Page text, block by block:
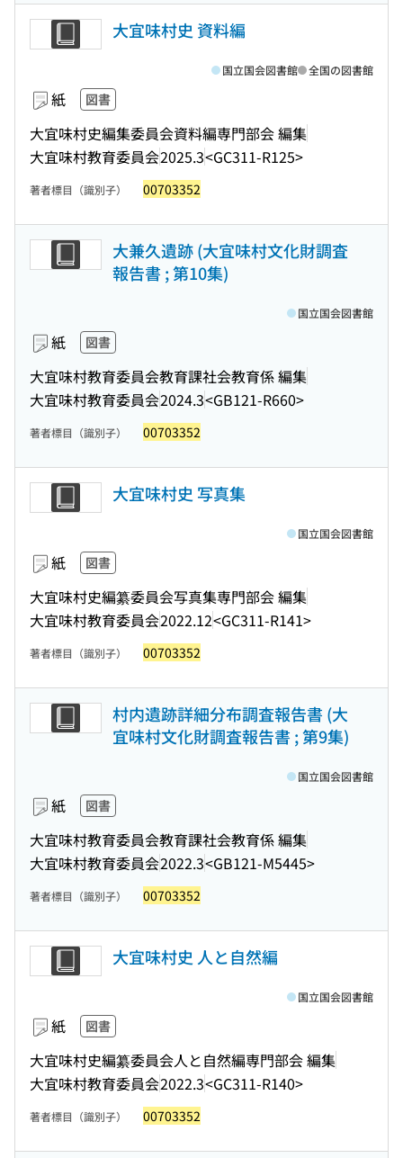
大宜味村史 資料編
紙 図書
大宜味村史編集委員会資料編専門部会 編集
大宜味村教育委員会2025.3<GC311-R125>
国立国会図書館 全国の図書館
著者標目（識別子） 00703352
大兼久遺跡 (大宜味村文化財調査
報告書 ; 第10集)
紙 図書
大宜味村教育委員会教育課社会教育係 編集
大宜味村教育委員会2024.3<GB121-R660>
国立国会図書館
著者標目（識別子） 00703352
大宜味村史 写真集
紙 図書
大宜味村史編纂委員会写真集専門部会 編集
大宜味村教育委員会2022.12<GC311-R141>
国立国会図書館
著者標目（識別子） 00703352
村内遺跡詳細分布調査報告書 (大
宜味村文化財調査報告書 ; 第9集)
紙 図書
大宜味村教育委員会教育課社会教育係 編集
大宜味村教育委員会2022.3<GB121-M5445>
国立国会図書館
著者標目（識別子） 00703352
大宜味村史 人と自然編
紙 図書
大宜味村史編纂委員会人と自然編専門部会 編集
大宜味村教育委員会2022.3<GC311-R140>
国立国会図書館
著者標目（識別子） 00703352